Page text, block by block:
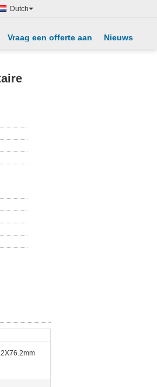
Dutch
Vraag een offerte aan Nieuws